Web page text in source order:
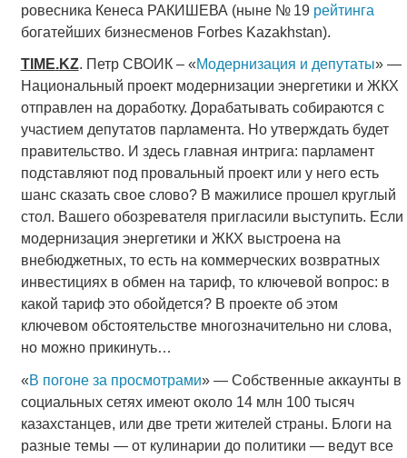
ровесника Кенеса РАКИШЕВА (ныне № 19 рейтинга
богатейших бизнесменов Forbes Kazakhstan).
TIME.KZ. Петр СВОИК – «Модернизация и депутаты» —
Национальный проект модернизации энергетики и ЖКХ
отправлен на доработку. Дорабатывать собираются с
участием депутатов парламента. Но утверждать будет
правительство. И здесь главная интрига: парламент
подставляют под провальный проект или у него есть
шанс сказать свое слово? В мажилисе прошел круглый
стол. Вашего обозревателя пригласили выступить. Если
модернизация энергетики и ЖКХ выстроена на
внебюджетных, то есть на коммерческих возвратных
инвестициях в обмен на тариф, то ключевой вопрос: в
какой тариф это обойдется? В проекте об этом
ключевом обстоятельстве многозначительно ни слова,
но можно прикинуть…
«В погоне за просмотрами» — Собственные аккаунты в
социальных сетях имеют около 14 млн 100 тысяч
казахстанцев, или две трети жителей страны. Блоги на
разные темы — от кулинарии до политики — ведут все